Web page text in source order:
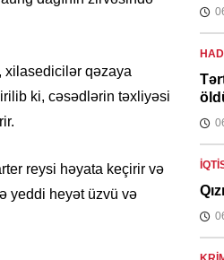
xilasedicilər qəzaya
ki, cəsədlərin təxliyəsi
reysi həyata keçirir və
yeddi heyət üzvü və